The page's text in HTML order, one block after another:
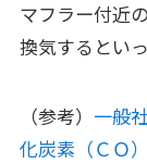
マフラー付近
換気するとい
（参考） 一般
化炭素（ＣＯ